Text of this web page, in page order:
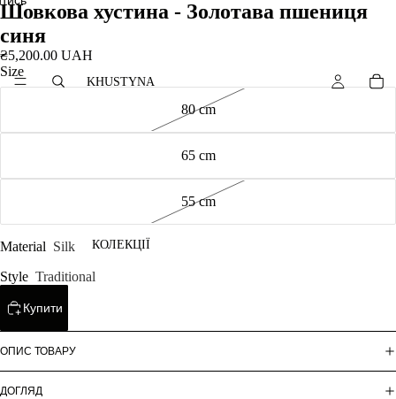
KHUSTYNA
КОЛЕКЦІЇ
Шовкова хустина - Золотава пшениця
синя
₴5,200.00 UAH
Size
80 cm
65 cm
55 cm
Material Silk
Style Traditional
Купити
ОПИС ТОВАРУ
ДОГЛЯД